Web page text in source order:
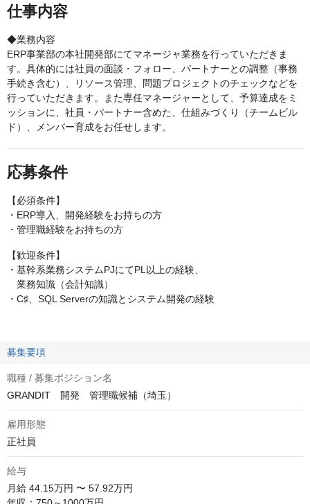
仕事内容
◆業務内容
ERP事業部の本社開発部にてマネージャ業務を行っていただきま
す。具体的には社員の面談・フォロー、パートナーとの調整（事務
手続き含む）、リソース管理、問題プロジェクトのチェックなどを
行っていただきます。また専任マネージャーとして、予算達成をミ
ッションに、社員・パートナー含めた、仕組みづくり（チームビル
ド）、メンバー育成をお任せします。
応募条件
【必須条件】
・ERP導入、開発経験をお持ちの方
・管理職経験をお持ちの方
【歓迎条件】
・基幹系業務システムPJにてPL以上の経験、
業務知識（会計知識）
・C♯、SQL Serverの知識とシステム開発の経験
募集要項
職種 / 募集ポジション名
GRANDIT 開発 管理職候補（埼玉）
雇用形態
正社員
給与
月給 44.15万円 〜 57.92万円